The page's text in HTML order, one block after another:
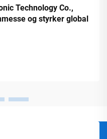
Technology Co.,
og styrker global